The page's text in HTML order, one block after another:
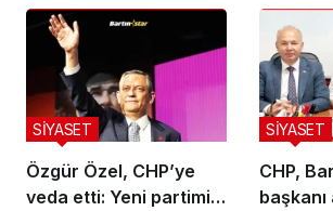
Özgür Özel, CHP’ye
veda etti: Yeni partimizi
SİYASET
CHP,
başkanı
SİYASET